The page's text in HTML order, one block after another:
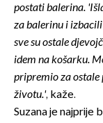
postati balerina.
za balerinu i
sve su ostale
idem na košarku.
pripremio za ostale
životu.', kaže.
Suzana je najprije